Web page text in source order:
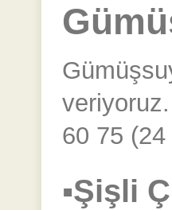
60 75
▪Şişli